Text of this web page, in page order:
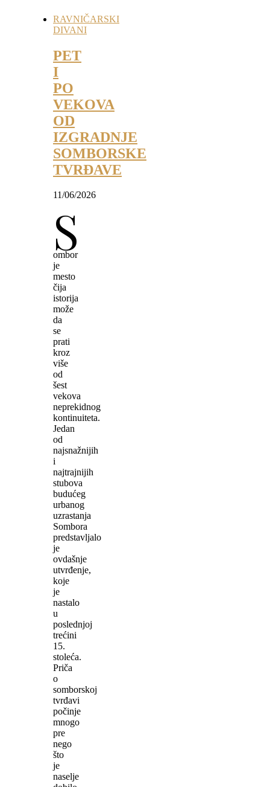
RAVNIČARSKI
DIVANI
PET
I
PO
VEKOVA
OD
IZGRADNJE
SOMBORSKE
TVRĐAVE
11/06/2026
S
ombor
je
mesto
čija
istorija
može
da
se
prati
kroz
više
od
šest
vekova
neprekidnog
kontinuiteta.
Jedan
od
najsnažnijih
i
najtrajnijih
stubova
budućeg
urbanog
uzrastanja
Sombora
predstavljalo
je
ovdašnje
utvrđenje,
koje
je
nastalo
u
poslednjoj
trećini
15.
stoleća.
Priča
o
somborskoj
tvrđavi
počinje
mnogo
pre
nego
što
je
naselje